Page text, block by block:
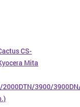
CS-
Mita
3900/